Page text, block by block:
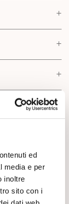
ed
media e per
inoltre
sito con i